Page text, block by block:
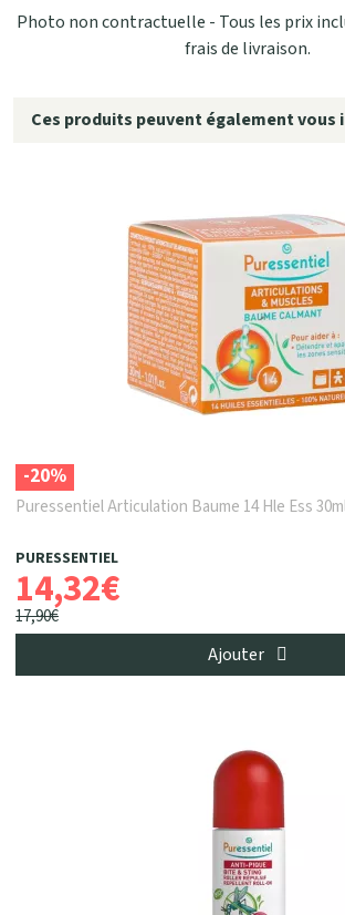
Photo non contractuelle - Tous les prix
frais de livraison.
Ces produits peuvent également vous
-20%
Puressentiel Articulation Baume 14 Hle Ess
PURESSENTIEL
14,32€
17,90€
Ajouter